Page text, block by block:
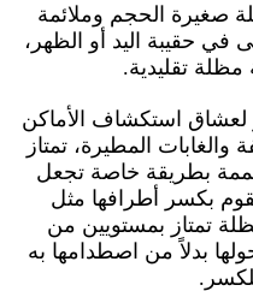
صغيرة الحجم وملائمة
في حقيبة اليد أو الظهر،
مظلة تقليدية.
استكشاف الأماكن
والغابات المطيرة، تمتاز
بطريقة خاصة تجعل
بكسر أطرافها مثل
تمتاز بمستويين من
بدلاً من اصطدامها به